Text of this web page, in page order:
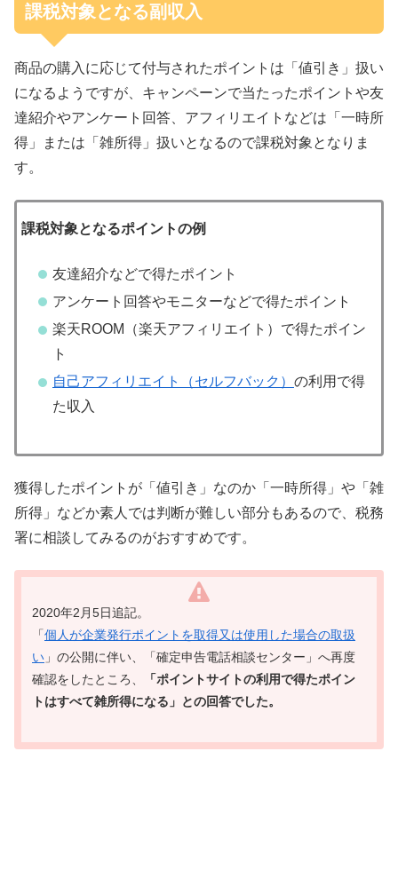
課税対象となる副収入
商品の購入に応じて付与されたポイントは「値引き」扱い
になるようですが、キャンペーンで当たったポイントや友
達紹介やアンケート回答、アフィリエイトなどは「一時所
得」または「雑所得」扱いとなるので課税対象となりま
す。
課税対象となるポイントの例
友達紹介などで得たポイント
アンケート回答やモニターなどで得たポイント
楽天ROOM（楽天アフィリエイト）で得たポイン
ト
自己アフィリエイト（セルフバック） の利用で得
た収入
獲得したポイントが「値引き」なのか「一時所得」や「雑
所得」などか素人では判断が難しい部分もあるので、税務
署に相談してみるのがおすすめです。
2020年2月5日追記。
「個人が企業発行ポイントを取得又は使用した場合の取扱
い 」の公開に伴い、「確定申告電話相談センター」へ再度
確認をしたところ、
「ポイントサイトの利用で得たポイン
トはすべて雑所得になる」との回答でした。